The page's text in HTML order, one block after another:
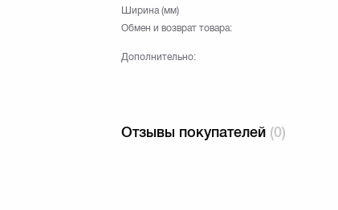
Ширина (мм)
Обмен и возврат товара:
Дополнительно:
Отзывы покупателей (0)